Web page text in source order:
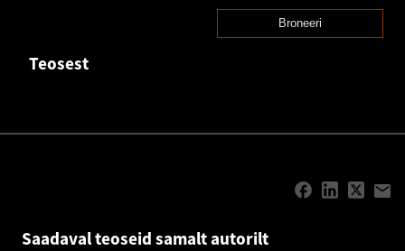
Broneeri
Teosest
Saadaval teoseid samalt autorilt